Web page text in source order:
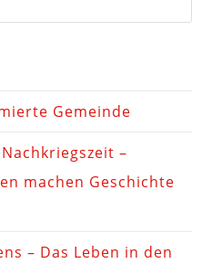
Gemeinde
–
machen Geschichte
– Das Leben in den